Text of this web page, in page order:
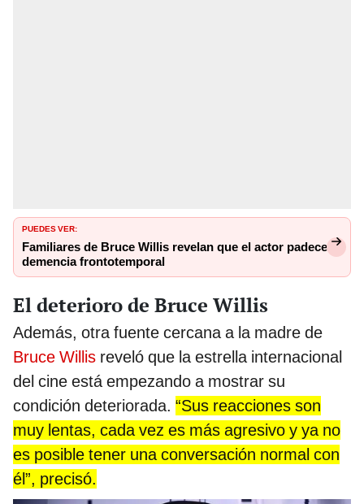
PUEDES VER:
Familiares de Bruce Willis revelan que el actor padece
demencia frontotemporal
El deterioro de Bruce Willis
Además, otra fuente cercana a la madre de
Bruce Willis reveló que la estrella internacional
del cine está empezando a mostrar su
condición deteriorada. “Sus reacciones son
muy lentas, cada vez es más agresivo y ya no
es posible tener una conversación normal con
él”, precisó.